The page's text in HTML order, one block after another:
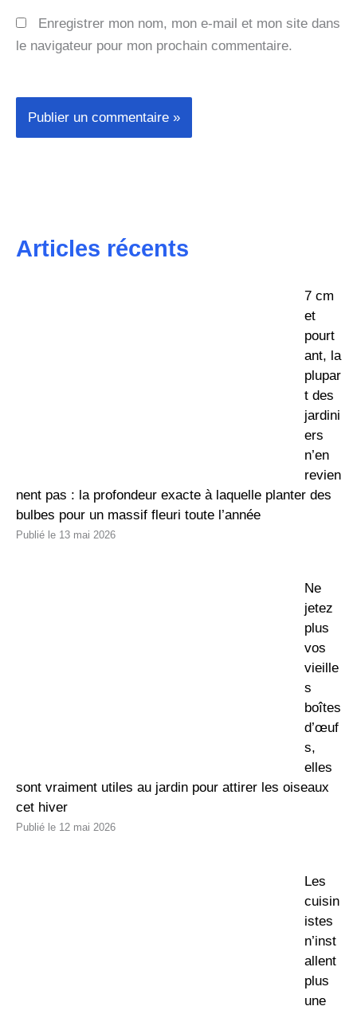
Enregistrer mon nom, mon e-mail et mon site dans
le navigateur pour mon prochain commentaire.
Articles récents
7 cm
et
pourt
ant, la
plupar
t des
jardini
ers
n’en
revien
nent pas : la profondeur exacte à laquelle planter des
bulbes pour un massif fleuri toute l’année
13 mai 2026
Ne
jetez
plus
vos
vieille
s
boîtes
d’œuf
s,
elles
sont vraiment utiles au jardin pour attirer les oiseaux
cet hiver
12 mai 2026
Les
cuisin
istes
n’inst
allent
plus
une